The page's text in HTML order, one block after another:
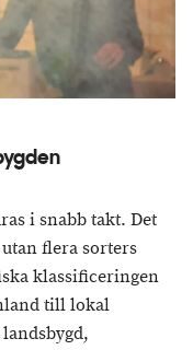
i snabb takt. Det
flera sorters
klassificeringen
till lokal